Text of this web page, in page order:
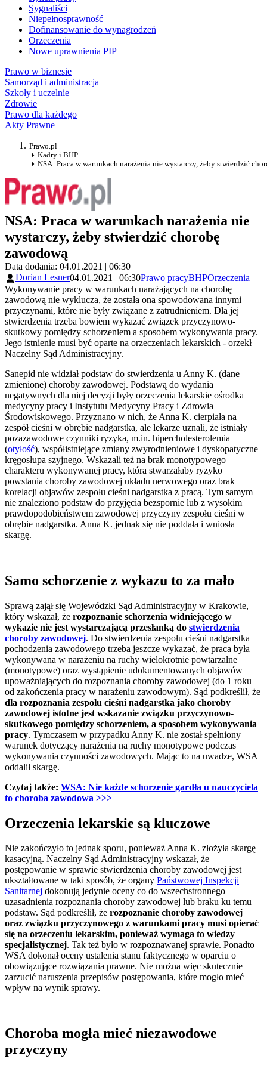
Sygnaliści
Niepełnosprawność
Dofinansowanie do wynagrodzeń
Orzeczenia
Nowe uprawnienia PIP
Prawo w biznesie
Samorząd i administracja
Szkoły i uczelnie
Zdrowie
Prawo dla każdego
Akty Prawne
Prawo.pl
Kadry i BHP
NSA: Praca w warunkach narażenia nie wystarczy, żeby stwierdzić
NSA: Praca w warunkach narażenia nie
wystarczy, żeby stwierdzić chorobę
zawodową
Data dodania: 04.01.2021 | 06:30
Dorian Lesner04.01.2021 | 06:30Prawo pracyBHPOrzeczenia
Wykonywanie pracy w warunkach narażających na chorobę
zawodową nie wyklucza, że została ona spowodowana innymi
przyczynami, które nie były związane z zatrudnieniem. Dla jej
stwierdzenia trzeba bowiem wykazać związek przyczynowo-
skutkowy pomiędzy schorzeniem a sposobem wykonywania pracy.
Jego istnienie musi być oparte na orzeczeniach lekarskich - orzekł
Naczelny Sąd Administracyjny.
Sanepid nie widział podstaw do stwierdzenia u Anny K. (dane
zmienione) choroby zawodowej. Podstawą do wydania
negatywnych dla niej decyzji były orzeczenia lekarskie ośrodka
medycyny pracy i Instytutu Medycyny Pracy i Zdrowia
Środowiskowego. Przyznano w nich, że Anna K. cierpiała na
zespół cieśni w obrębie nadgarstka, ale lekarze uznali, że istniały
pozazawodowe czynniki ryzyka, m.in. hipercholesterolemia
(otyłość), współistniejące zmiany zwyrodnieniowe i dyskopatyczne
kręgosłupa szyjnego. Wskazali też na brak monotypowego
charakteru wykonywanej pracy, która stwarzałaby ryzyko
powstania choroby zawodowej układu nerwowego oraz brak
korelacji objawów zespołu cieśni nadgarstka z pracą. Tym samym
nie znaleziono podstaw do przyjęcia bezspornie lub z wysokim
prawdopodobieństwem zawodowej przyczyny zespołu cieśni w
obrębie nadgarstka. Anna K. jednak się nie poddała i wniosła
skargę.
Samo schorzenie z wykazu to za mało
Sprawą zajął się Wojewódzki Sąd Administracyjny w Krakowie,
który wskazał, że rozpoznanie schorzenia widniejącego w
wykazie nie jest wystarczającą przesłanką do stwierdzenia
choroby zawodowej. Do stwierdzenia zespołu cieśni nadgarstka
pochodzenia zawodowego trzeba jeszcze wykazać, że praca była
wykonywana w narażeniu na ruchy wielokrotnie powtarzalne
(monotypowe) oraz wystąpienie udokumentowanych objawów
upoważniających do rozpoznania choroby zawodowej (do 1 roku
od zakończenia pracy w narażeniu zawodowym). Sąd podkreślił, że
dla rozpoznania zespołu cieśni nadgarstka jako choroby
zawodowej istotne jest wskazanie związku przyczynowo-
skutkowego pomiędzy schorzeniem, a sposobem wykonywania
pracy. Tymczasem w przypadku Anny K. nie został spełniony
warunek dotyczący narażenia na ruchy monotypowe podczas
wykonywania czynności zawodowych. Mając to na uwadze, WSA
oddalił skargę.
Czytaj także: WSA: Nie każde schorzenie gardła u nauczyciela
to choroba zawodowa >>>
Orzeczenia lekarskie są kluczowe
Nie zakończyło to jednak sporu, ponieważ Anna K. złożyła skargę
kasacyjną. Naczelny Sąd Administracyjny wskazał, że
postępowanie w sprawie stwierdzenia choroby zawodowej jest
ukształtowane w taki sposób, że organy Państwowej Inspekcji
Sanitarnej dokonują jedynie oceny co do wszechstronnego
uzasadnienia rozpoznania choroby zawodowej lub braku ku temu
podstaw. Sąd podkreślił, że rozpoznanie choroby zawodowej
oraz związku przyczynowego z warunkami pracy musi opierać
się na orzeczeniu lekarskim, ponieważ wymaga to wiedzy
specjalistycznej. Tak też było w rozpoznawanej sprawie. Ponadto
WSA dokonał oceny ustalenia stanu faktycznego w oparciu o
obowiązujące rozwiązania prawne. Nie można więc skutecznie
zarzucić naruszenia przepisów postępowania, które mogło mieć
wpływ na wynik sprawy.
Choroba mogła mieć niezawodowe
przyczyny